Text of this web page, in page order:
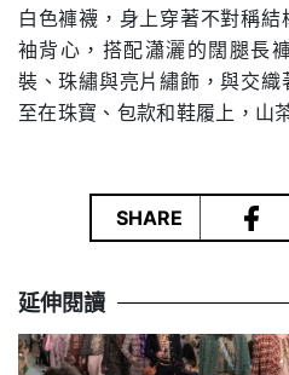
白色褲襪，身上穿著不對稱
袖背心，搭配瀟灑的闊腿長
裝、珠繡與亮片繡飾，與交
至在珠寶、包款和鞋履上，山
SHARE
延伸閱讀